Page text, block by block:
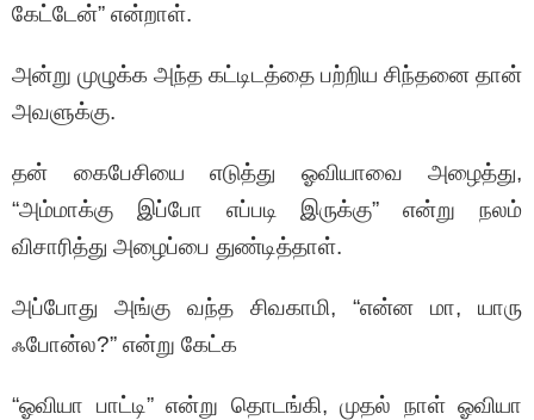
கேட்டேன்” என்றாள்.
அன்று முழுக்க அந்த கட்டிடத்தை பற்றிய சிந்தனை தான்
அவளுக்கு.
தன் கைபேசியை எடுத்து ஓவியாவை அழைத்து,
“அம்மாக்கு இப்போ எப்படி இருக்கு” என்று நலம்
விசாரித்து அழைப்பை துண்டித்தாள்.
அப்போது அங்கு வந்த சிவகாமி, “என்ன மா, யாரு
ஃபோன்ல?” என்று கேட்க
“ஓவியா பாட்டி” என்று தொடங்கி, முதல் நாள் ஓவியா